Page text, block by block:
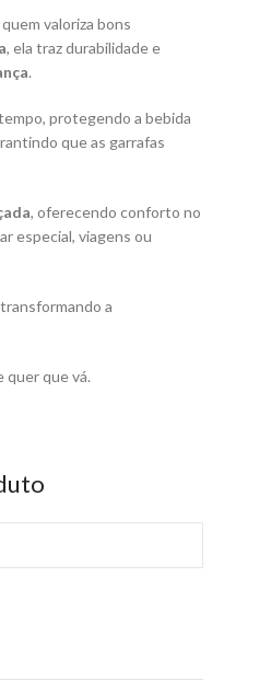
valoriza bons
, ela traz durabilidade e
.
protegendo a bebida
que as garrafas
, oferecendo conforto no
especial, viagens ou
a
quer que vá.